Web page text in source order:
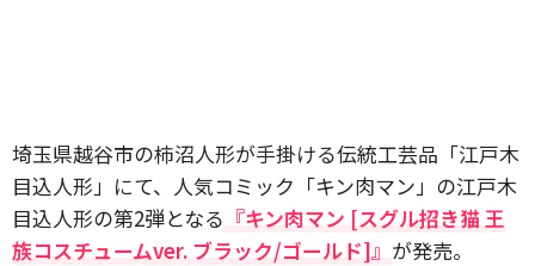
埼玉県越谷市の柿沼人形が手掛ける伝統工芸品「江戸木
目込人形」にて、人気コミック「キン肉マン」の江戸木
目込人形の第2弾となる 『キン肉マン [スグル招き猫 王
族コスチュームver. ブラック/ゴールド]』 が発売。